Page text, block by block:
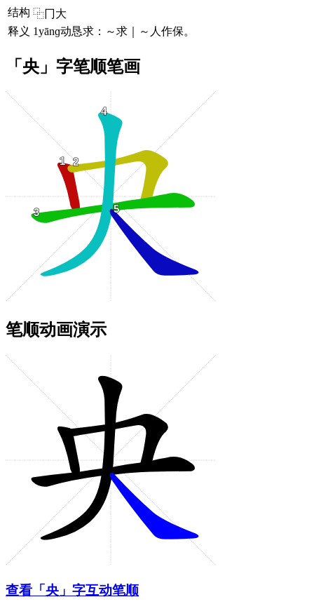
结构 ⿻冂大
释义 1yānɡ动恳求：～求｜～人作保。
「央」字笔顺笔画
笔顺动画演示
查看「央」字互动笔顺